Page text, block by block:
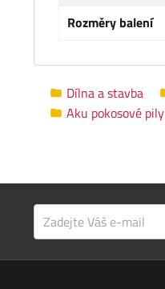
Rozměry balení
Dílna a stavba
Aku pokosové pily